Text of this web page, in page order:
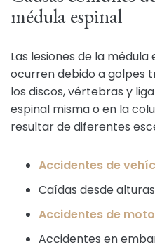
médula espinal
Las lesiones de la
ocurren debido a golpes
los discos, vértebras y
espinal misma o en la
resultar de diferentes
Accidentes de
Caídas desde alturas
Accidentes de
Accidentes en